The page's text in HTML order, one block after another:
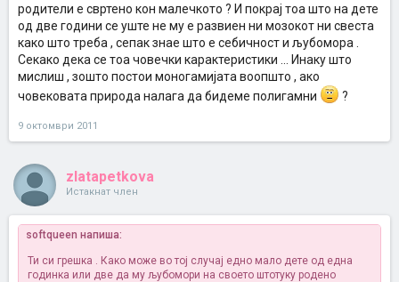
родители е свртено кон малечкото ? И покрај тоа што на дете
од две години се уште не му е развиен ни мозокот ни свеста
како што треба , сепак знае што е себичност и љубомора .
Секако дека се тоа човечки карактеристики ... Инаку што
мислиш , зошто постои моногамијата воопшто , ако
човековата природа налага да бидеме полигамни
?
9 октомври 2011
zlatapetkova
Истакнат член
softqueen напиша:
Ти си грешка . Како може во тој случај едно мало дете од една
годинка или две да му љубомори на своето штотуку родено